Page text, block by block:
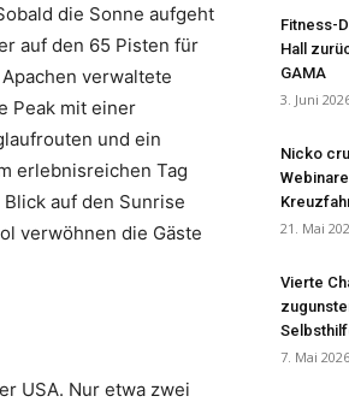
die Sonne aufgeht
auf den 65 Pisten für
verwaltete
Peak mit einer
und ein
erlebnisreichen Tag
auf den Sunrise
verwöhnen die Gäste
USA. Nur etwa zwei
Fitness-
Hall
GAMA
3. Juni
Nicko
21. Mai
Vierte
7. Mai 2026